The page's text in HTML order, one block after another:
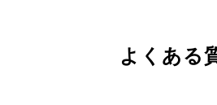
よくある